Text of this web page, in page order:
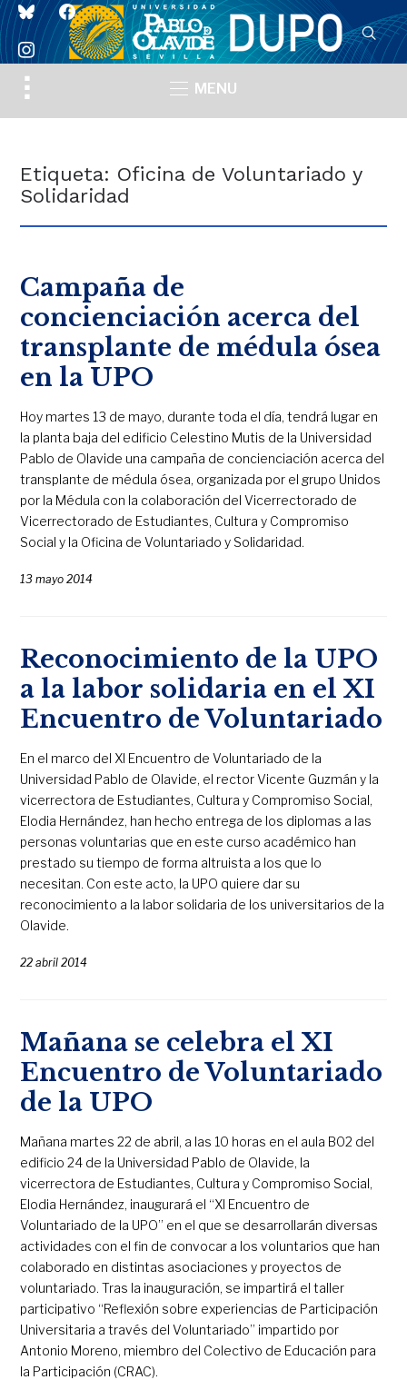
blueskyfacebook
instagram
Toggle
sidebar
MENU
Etiqueta: Oficina de Voluntariado y
Solidaridad
Campaña de
concienciación acerca del
transplante de médula ósea
en la UPO
Hoy martes 13 de mayo, durante toda el día, tendrá lugar en
la planta baja del edificio Celestino Mutis de la Universidad
Pablo de Olavide una campaña de concienciación acerca del
transplante de médula ósea, organizada por el grupo Unidos
por la Médula con la colaboración del Vicerrectorado de
Vicerrectorado de Estudiantes, Cultura y Compromiso
Social y la Oficina de Voluntariado y Solidaridad.
13 mayo 2014
Reconocimiento de la UPO
a la labor solidaria en el XI
Encuentro de Voluntariado
En el marco del XI Encuentro de Voluntariado de la
Universidad Pablo de Olavide, el rector Vicente Guzmán y la
vicerrectora de Estudiantes, Cultura y Compromiso Social,
Elodia Hernández, han hecho entrega de los diplomas a las
personas voluntarias que en este curso académico han
prestado su tiempo de forma altruista a los que lo
necesitan. Con este acto, la UPO quiere dar su
reconocimiento a la labor solidaria de los universitarios de la
Olavide.
22 abril 2014
Mañana se celebra el XI
Encuentro de Voluntariado
de la UPO
Mañana martes 22 de abril, a las 10 horas en el aula B02 del
edificio 24 de la Universidad Pablo de Olavide, la
vicerrectora de Estudiantes, Cultura y Compromiso Social,
Elodia Hernández, inaugurará el “XI Encuentro de
Voluntariado de la UPO” en el que se desarrollarán diversas
actividades con el fin de convocar a los voluntarios que han
colaborado en distintas asociaciones y proyectos de
voluntariado. Tras la inauguración, se impartirá el taller
participativo “Reflexión sobre experiencias de Participación
Universitaria a través del Voluntariado” impartido por
Antonio Moreno, miembro del Colectivo de Educación para
la Participación (CRAC).